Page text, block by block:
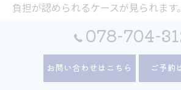
負担が認められるケースが見られま
はご自身が加入している保険組合や自
確認し、脳ドック助成の有無・条件を
078-704-
お問い合わせはこちら ご予約